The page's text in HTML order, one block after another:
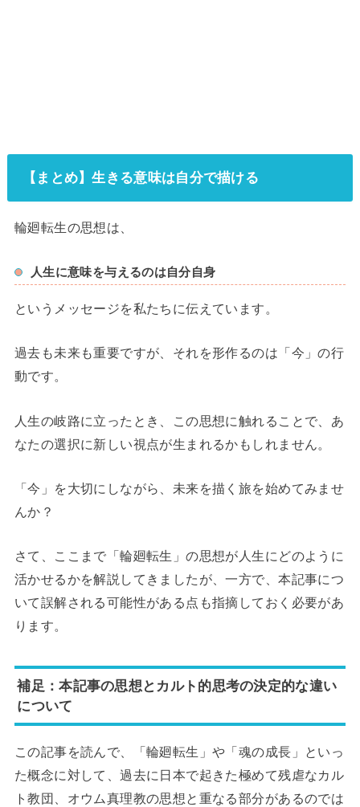
【まとめ】生きる意味は自分で描ける
輪廻転生の思想は、
人生に意味を与えるのは自分自身
というメッセージを私たちに伝えています。
過去も未来も重要ですが、それを形作るのは「今」の行
動です。
人生の岐路に立ったとき、この思想に触れることで、あ
なたの選択に新しい視点が生まれるかもしれません。
「今」を大切にしながら、未来を描く旅を始めてみませ
んか？
さて、ここまで「輪廻転生」の思想が人生にどのように
活かせるかを解説してきましたが、一方で、本記事につ
いて誤解される可能性がある点も指摘しておく必要があ
ります。
補足：本記事の思想とカルト的思考の決定的な違い
について
この記事を読んで、「輪廻転生」や「魂の成長」といっ
た概念に対して、過去に日本で起きた極めて残虐なカル
ト教団、オウム真理教の思想と重なる部分があるのでは